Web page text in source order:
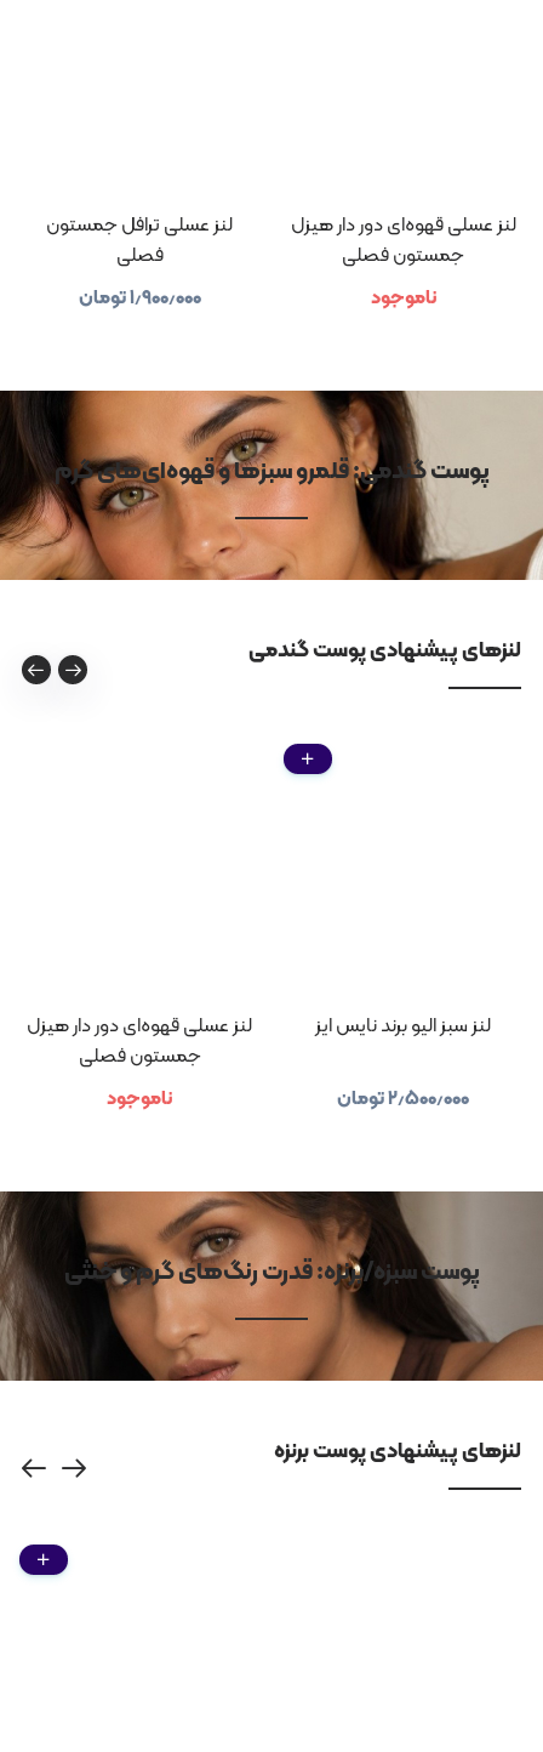
لنز عسلی قهوه‌ای دور دار هیزل
جمستون فصلی
ناموجود
لنز عسلی ترافل جمستون
فصلی
۱٫۹۰۰٫۰۰۰تومان
پوست گندمی: قلمرو سبزها و قهوه‌ای‌های گرم
لنزهای پیشنهادی پوست گندمی
لنز سبز الیو برند نایس ایز
۲٫۵۰۰٫۰۰۰تومان
لنز عسلی قهوه‌ای دور دار هیزل
جمستون فصلی
ناموجود
پوست سبزه/برنزه: قدرت رنگ‌های گرم و خنثی
لنزهای پیشنهادی پوست برنزه